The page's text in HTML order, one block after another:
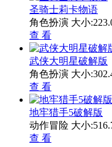
圣骑士莉卡物语
角色扮演 大小
查 看
武侠大明星破解版
角色扮演 大小
查 看
地牢猎手5破解版
动作冒险 大小
查 看